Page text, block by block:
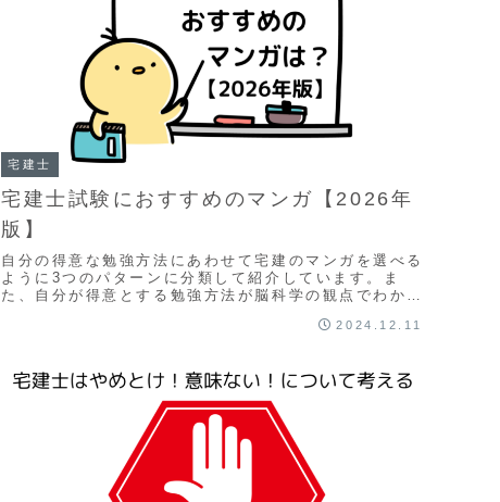
宅建士
宅建士試験におすすめのマンガ【2026年
版】
自分の得意な勉強方法にあわせて宅建のマンガを選べる
ように3つのパターンに分類して紹介しています。ま
た、自分が得意とする勉強方法が脳科学の観点でわかる
2024.12.11